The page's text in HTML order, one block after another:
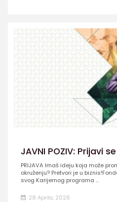
JAVNI POZIV: Prijavi
PRIJAVA Imaš ideju koja može
okruženju? Pretvori je u
svog Karijernog programa ...
28 Aprila, 2026